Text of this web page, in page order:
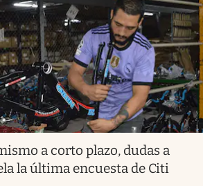
a corto plazo, dudas a
la última encuesta de Citi